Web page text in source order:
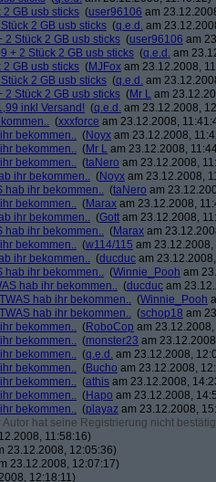
2 GB usb sticks (user96106 am
2 GB usb sticks (q.e.d. am
2 Stück 2 GB usb sticks (user96106 am
+ 2 Stück 2 GB usb sticks (q.e.d. am
2 GB usb sticks (MJFox am 23.12.2008,
2 GB usb sticks (q.e.d. am
2 Stück 2 GB usb sticks (Mr L am
inkl Versand! (q.e.d. am 23.12.2008,
(xxxforce am 23.12.2008,
bekommen.. (Noyx am 23.12.2008,
bekommen.. (Mr L am 23.12.2008,
bekommen.. (taNero am 23.12.2008,
ihr bekommen.. (Noyx am 23.12.2008,
hab ihr bekommen.. (taNero am
bekommen.. (Marax am 23.12.2008,
ihr bekommen.. (Gott am 23.12.2008,
hab ihr bekommen.. (Marax am
bekommen.. (w114/115 am 23.12.2008,
ihr bekommen.. (ducduc am
hab ihr bekommen.. (Winnie_Pooh am
hab ihr bekommen.. (ducduc am
hab ihr bekommen.. (Winnie_Pooh
hab ihr bekommen.. (schop18 am
bekommen.. (RoboCop am
bekommen.. (monster23 am
bekommen.. (q.e.d. am 23.12.2008,
bekommen.. (Bucho am 23.12.2008,
bekommen.. (athis am 23.12.2008,
bekommen.. (Hapo am 23.12.2008,
bekommen.. (playaz am 23.12.2008,
hat seine Registrierung nicht
11:58:16)
23.12.2008, 12:05:36)
23.12.2008, 12:07:17)
12:18:11)